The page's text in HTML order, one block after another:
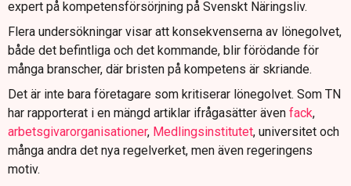
expert på kompetensförsörjning på Svenskt Näringsliv.
Flera undersökningar visar att konsekvenserna av lönegolvet,
både det befintliga och det kommande, blir förödande för
många branscher, där bristen på kompetens är skriande.
Det är inte bara företagare som kritiserar lönegolvet. Som TN
har rapporterat i en mängd artiklar ifrågasätter även fack,
arbetsgivarorganisationer, Medlingsinstitutet, universitet och
många andra det nya regelverket, men även regeringens
motiv.